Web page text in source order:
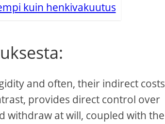
kuin henkivakuutus
and often, their indirect costs
provides direct control over
withdraw at will, coupled with the